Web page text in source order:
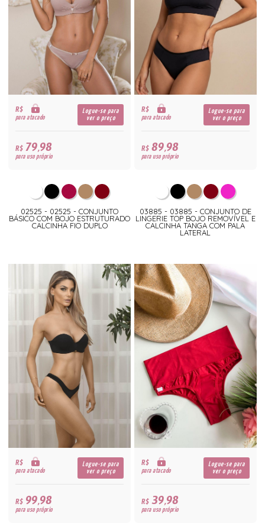
R$
para atacado
Logue-se para
ver o preço
R$79,98
para uso próprio
02525 - 02525 - CONJUNTO
BÁSICO COM BOJO ESTRUTURADO
CALCINHA FIO DUPLO
R$
para atacado
Logue-se para
ver o preço
R$89,98
para uso próprio
03885 - 03885 - CONJUNTO DE
LINGERIE TOP BOJO REMOVÍVEL E
CALCINHA TANGA COM PALA
LATERAL
R$
para atacado
Logue-se para
ver o preço
R$99,98
para uso próprio
R$
para atacado
Logue-se para
ver o preço
R$39,98
para uso próprio